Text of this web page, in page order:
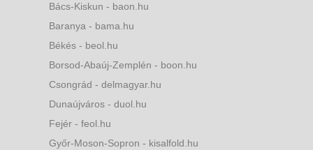
Bács-Kiskun - baon.hu
Baranya - bama.hu
Békés - beol.hu
Borsod-Abaúj-Zemplén - boon.hu
Csongrád - delmagyar.hu
Dunaújváros - duol.hu
Fejér - feol.hu
Győr-Moson-Sopron - kisalfold.hu